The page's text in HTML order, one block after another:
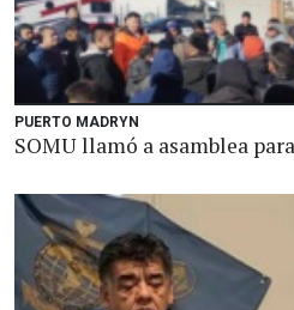
PUERTO MADRYN
SOMU llamó a asamblea